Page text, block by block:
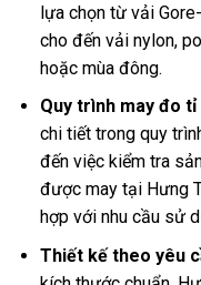
lựa chọn từ vải
cho đến vải nylon,
hoặc mùa đông.
Quy trình may đo tỉ
chi tiết trong quy
đến việc kiểm tra
được may tại Hưng
hợp với nhu cầu sử
Thiết kế theo yêu